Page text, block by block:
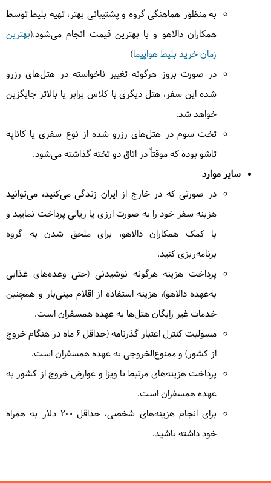
خواهیم کرد.
= قونیه
یکشنبه September 28, 2025 | 1404/07/06
صبح به سوی فرودگاه آنکارا رفته و با خاطراتی خوش از
قونیه به ایران باز می گردیم
به منظور هماهنگی گروه و پشتیبانی بهتر، تهیه بلیط توسط
همکاران دالاهو و با بهترین قیمت انجام می‌شود.(بهترین
زمان خرید بلیط هواپیما)
در صورت بروز هرگونه تغییر ناخواسته در هتل‌های رزرو
شده این سفر، هتل دیگری با کلاس برابر یا بالاتر جایگزین
خواهد شد.
تخت سوم در هتل‌های رزرو شده از نوع سفری یا کاناپه
تاشو بوده که موقتاً در اتاق دو تخته گذاشته می‌شود.
سایر موارد
در صورتی که در خارج از ایران زندگی می‌کنید، می‌توانید
هزینه سفر خود را به صورت ارزی یا ریالی پرداخت نمایید و
با کمک همکاران دالاهو، برای ملحق شدن به گروه
برنامه‌ریزی کنید.
پرداخت هزینه هرگونه نوشیدنی (حتی وعده‌های غذایی
به‌عهده دالاهو)، هزینه استفاده از اقلام مینی‌بار و همچنین
خدمات غیر رایگان هتل‌ها به عهده همسفران است.
مسولیت کنترل اعتبار گذرنامه (حداقل ۶ ماه در هنگام خروج
از کشور) و ممنوع‌الخروجی به عهده همسفران است.
پرداخت هزینه‌های مرتبط با ویزا و عوارض خروج از کشور به
عهده همسفران است.
برای انجام هزینه‌های شخصی، حداقل 200 دلار به همراه
خود داشته باشید.